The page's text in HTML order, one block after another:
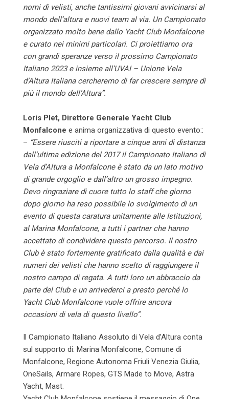
nomi di velisti, anche tantissimi giovani avvicinarsi al
mondo dell’altura e nuovi team al via. Un Campionato
organizzato molto bene dallo Yacht Club Monfalcone
e curato nei minimi particolari. Ci proiettiamo ora
con grandi speranze verso il prossimo Campionato
Italiano 2023 e insieme all’UVAI – Unione Vela
d’Altura Italiana cercheremo di far crescere sempre di
più il mondo dell’Altura”.
Loris Plet, Direttore Generale Yacht Club
Monfalcone e anima organizzativa di questo evento::
– “Essere riusciti a riportare a cinque anni di distanza
dall’ultima edizione del 2017 il Campionato Italiano di
Vela d’Altura a Monfalcone è stato da un lato motivo
di grande orgoglio e dall’altro un grosso impegno.
Devo ringraziare di cuore tutto lo staff che giorno
dopo giorno ha reso possibile lo svolgimento di un
evento di questa caratura unitamente alle Istituzioni,
al Marina Monfalcone, a tutti i partner che hanno
accettato di condividere questo percorso. Il nostro
Club è stato fortemente gratificato dalla qualità e dai
numeri dei velisti che hanno scelto di raggiungere il
nostro campo di regata. A tutti loro un abbraccio da
parte del Club e un arrivederci a presto perché lo
Yacht Club Monfalcone vuole offrire ancora
occasioni di vela di questo livello”.
Il Campionato Italiano Assoluto di Vela d’Altura conta
sul supporto di: Marina Monfalcone, Comune di
Monfalcone, Regione Autonoma Friuli Venezia Giulia,
OneSails, Armare Ropes, GTS Made to Move, Astra
Yacht, Mast.